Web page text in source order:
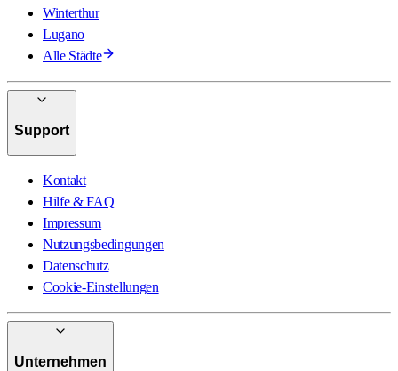
Winterthur
Lugano
Alle Städte
Support
Kontakt
Hilfe & FAQ
Impressum
Nutzungsbedingungen
Datenschutz
Cookie-Einstellungen
Unternehmen